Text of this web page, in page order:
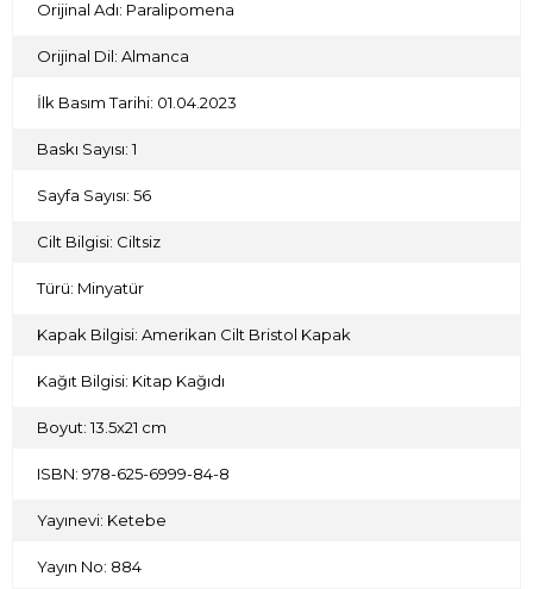
Orijinal Adı: Paralipomena
Orijinal Dil: Almanca
İlk Basım Tarihi: 01.04.2023
Baskı Sayısı: 1
Sayfa Sayısı: 56
Cilt Bilgisi: Ciltsiz
Türü: Minyatür
Kapak Bilgisi: Amerikan Cilt Bristol Kapak
Kağıt Bilgisi: Kitap Kağıdı
Boyut: 13.5x21 cm
ISBN: 978-625-6999-84-8
Yayınevi: Ketebe
Yayın No: 884